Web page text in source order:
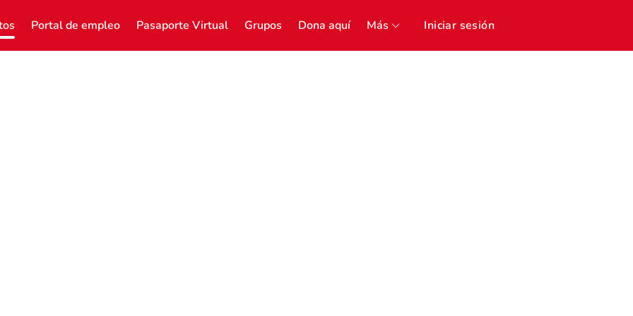
Portal de empleo Pasaporte Virtual Grupos Dona aquí Más Iniciar sesión